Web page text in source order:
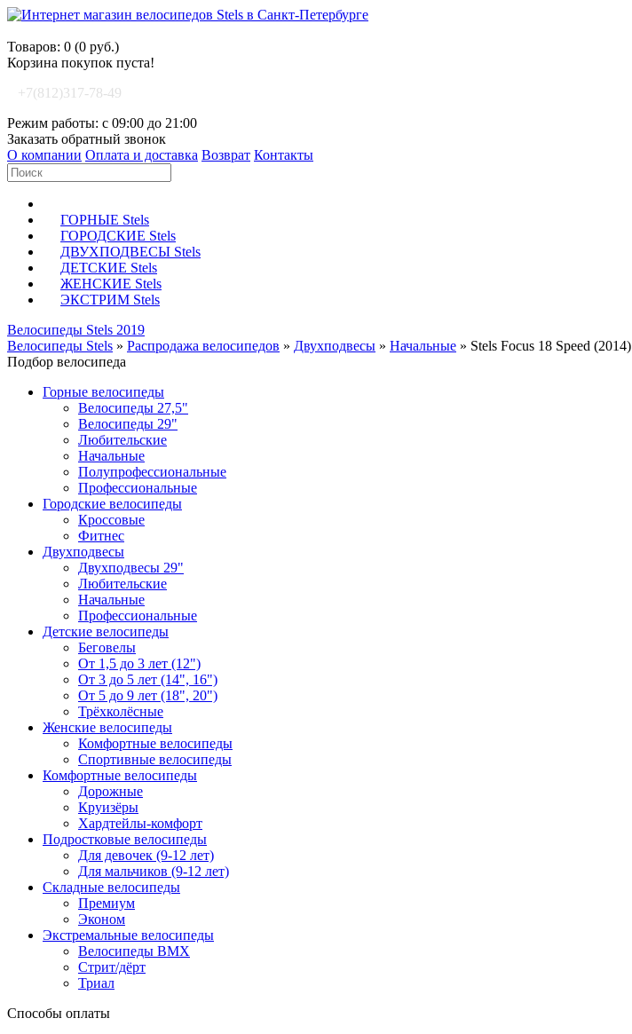
Товаров: 0 (0 руб.)
Корзина покупок пуста!
+7(812)317-78-49
Режим работы: с 09:00 до 21:00
Заказать обратный звонок
О компании Оплата и доставка Возврат Контакты
ГОРНЫЕ Stels
ГОРОДСКИЕ Stels
ДВУХПОДВЕСЫ Stels
ДЕТСКИЕ Stels
ЖЕНСКИЕ Stels
ЭКСТРИМ Stels
Велосипеды Stels 2019
Велосипеды Stels » Распродажа велосипедов » Двухподвесы » Начальные » Stels Focus 18 Speed (2014)
Подбор велосипеда
Горные велосипеды
Велосипеды 27,5"
Велосипеды 29"
Любительские
Начальные
Полупрофессиональные
Профессиональные
Городские велосипеды
Кроссовые
Фитнес
Двухподвесы
Двухподвесы 29"
Любительские
Начальные
Профессиональные
Детские велосипеды
Беговелы
От 1,5 до 3 лет (12")
От 3 до 5 лет (14", 16")
От 5 до 9 лет (18", 20")
Трёхколёсные
Женские велосипеды
Комфортные велосипеды
Спортивные велосипеды
Комфортные велосипеды
Дорожные
Круизёры
Хардтейлы-комфорт
Подростковые велосипеды
Для девочек (9-12 лет)
Для мальчиков (9-12 лет)
Складные велосипеды
Премиум
Эконом
Экстремальные велосипеды
Велосипеды BMX
Стрит/дёрт
Триал
Способы оплаты